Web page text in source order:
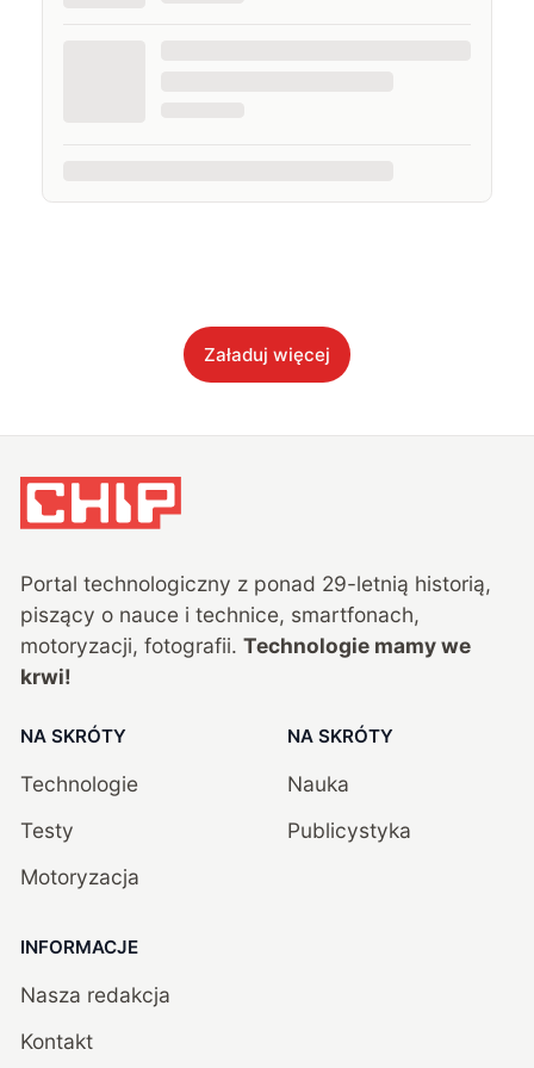
Załaduj więcej
Portal technologiczny z ponad 29-letnią historią,
piszący o nauce i technice, smartfonach,
motoryzacji, fotografii. Technologie mamy we
krwi!
NA SKRÓTY
Technologie
Testy
Motoryzacja
NA SKRÓTY
Nauka
Publicystyka
INFORMACJE
Nasza redakcja
Kontakt